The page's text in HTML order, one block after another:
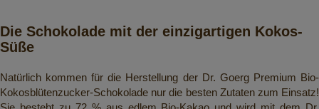
Die Schokolade mit der einzigartigen Kokos-
Süße
Natürlich kommen für die Herstellung der Dr. Goerg Premium Bio-
Kokosblütenzucker-Schokolade nur die besten Zutaten zum Einsatz!